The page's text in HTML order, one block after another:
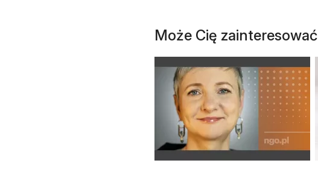
Może Cię zainteresować